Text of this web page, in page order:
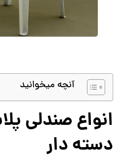
آنچه میخوانید
انواع صندلی
دسته دار